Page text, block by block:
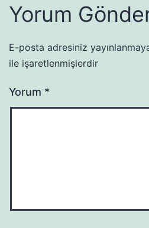
Yorum
E-posta adresiniz
ile işaretlenmişlerdir
Yorum *